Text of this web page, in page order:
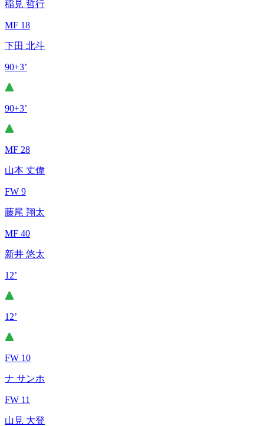
稲見 哲行
MF 18
下田 北斗
90+3’
90+3’
MF 28
山本 丈偉
FW 9
藤尾 翔太
MF 40
新井 悠太
12’
12’
FW 10
ナ サンホ
FW 11
山見 大登